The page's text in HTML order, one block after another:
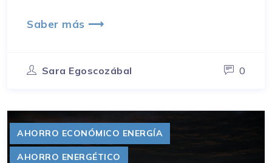
Saber más ⟶
Sara Egoscozábal 0
AHORRO ECONÓMICO ENERGÍA
AHORRO ENERGÉTICO